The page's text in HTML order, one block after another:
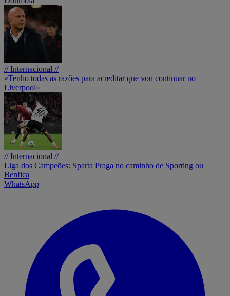
// Internacional //
«Tenho todas as razões para acreditar que vou continuar no
Liverpool»
// Internacional //
Liga dos Campeões: Sparta Praga no caminho de Sporting ou
Benfica
WhatsApp